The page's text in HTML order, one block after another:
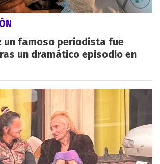
un famoso periodista fue
un dramático episodio en